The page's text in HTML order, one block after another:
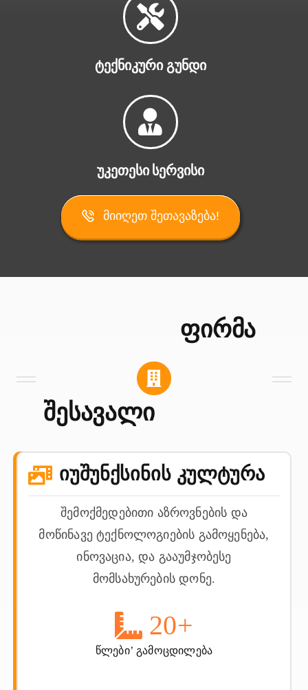
Ტექნიკური Გუნდი
Უკეთესი Სერვისი
Მიიღეთ Შეთავაზება!
Ფირმა
Შესავალი
Იუშუნქსინის Კულტურა
შემოქმედებითი აზროვნების და
მოწინავე ტექნოლოგიების გამოყენება,
ინოვაცია, და გააუმჯობესე
მომსახურების დონე.
20+
წლები’ გამოცდილება